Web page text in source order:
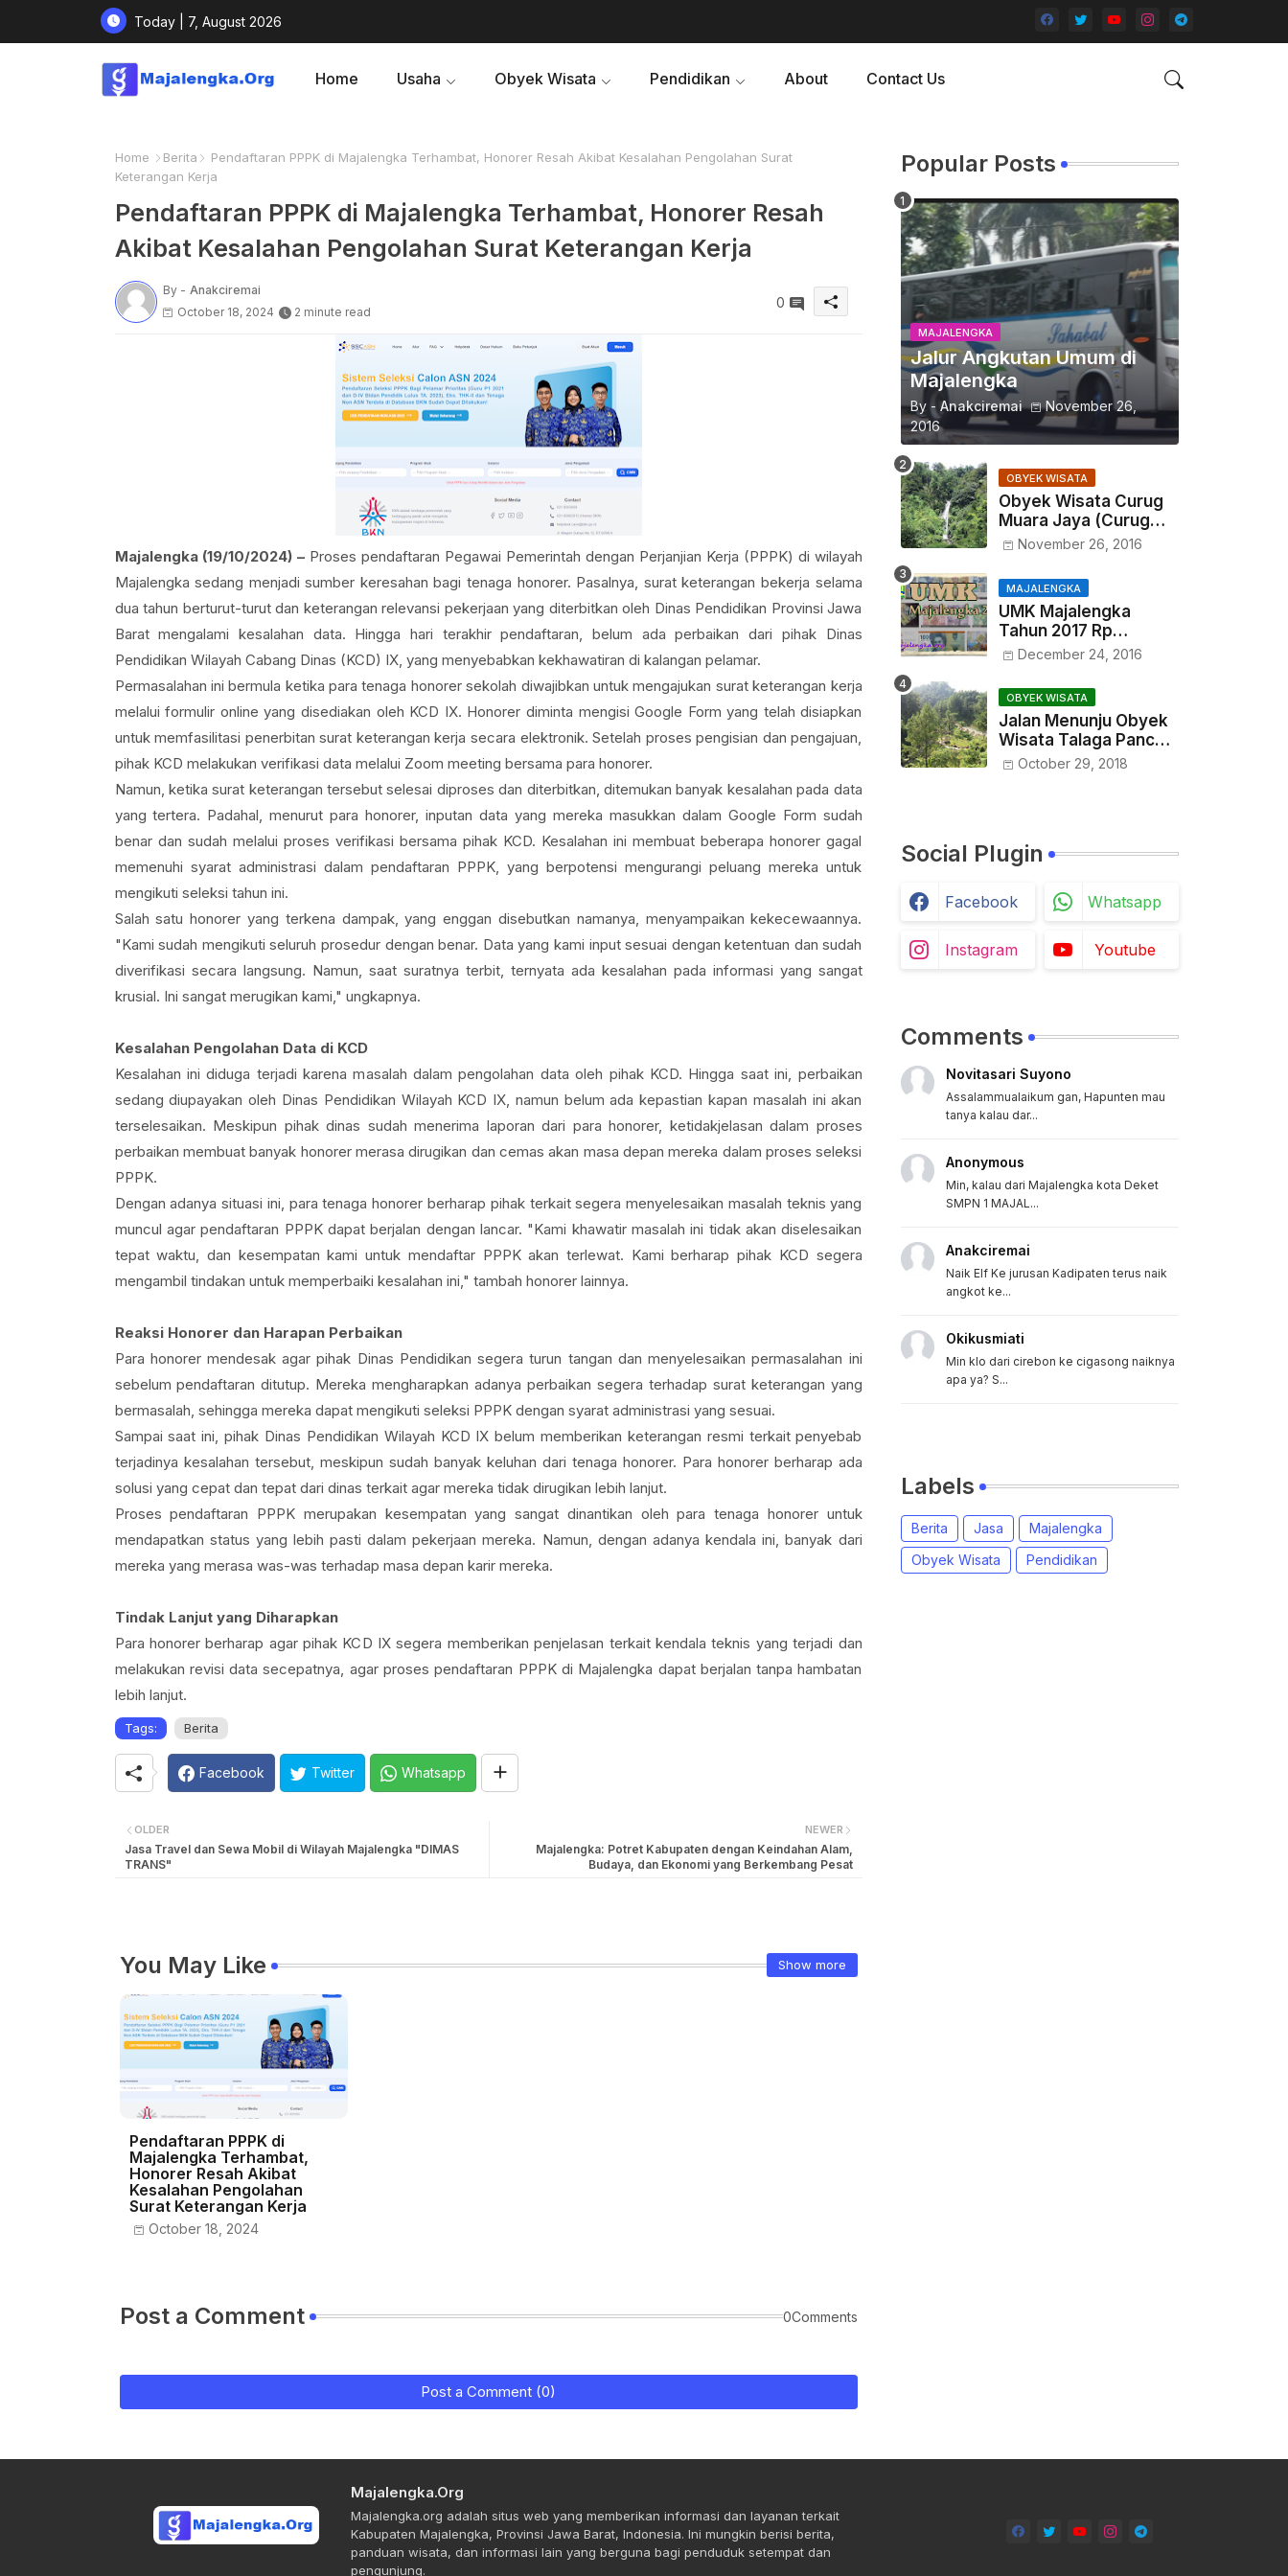
Today | 7, August 2026
Home Usaha Obyek Wisata Pendidikan About Contact Us
Home Berita
Pendaftaran PPPK di Majalengka Terhambat, Honorer Resah Akibat Kesalahan Pengolahan Surat
Keterangan Kerja
Pendaftaran PPPK di Majalengka Terhambat, Honorer Resah
Akibat Kesalahan Pengolahan Surat Keterangan Kerja
By - Anakciremai
October 18, 2024
2 minute read
0
Majalengka (19/10/2024)– Proses pendaftaran Pegawai Pemerintah dengan Perjanjian Kerja (PPPK) di wilayah
Majalengka sedang menjadi sumber keresahan bagi tenaga honorer. Pasalnya, surat keterangan bekerja selama
dua tahun berturut-turut dan keterangan relevansi pekerjaan yang diterbitkan oleh Dinas Pendidikan Provinsi Jawa
Barat mengalami kesalahan data. Hingga hari terakhir pendaftaran, belum ada perbaikan dari pihak Dinas
Pendidikan Wilayah Cabang Dinas (KCD) IX, yang menyebabkan kekhawatiran di kalangan pelamar.
Permasalahan ini bermula ketika para tenaga honorer sekolah diwajibkan untuk mengajukan surat keterangan kerja
melalui formulir online yang disediakan oleh KCD IX. Honorer diminta mengisi Google Form yang telah disiapkan
untuk memfasilitasi penerbitan surat keterangan kerja secara elektronik. Setelah proses pengisian dan pengajuan,
pihak KCD melakukan verifikasi data melalui Zoom meeting bersama para honorer.
Namun, ketika surat keterangan tersebut selesai diproses dan diterbitkan, ditemukan banyak kesalahan pada data
yang tertera. Padahal, menurut para honorer, inputan data yang mereka masukkan dalam Google Form sudah
benar dan sudah melalui proses verifikasi bersama pihak KCD. Kesalahan ini membuat beberapa honorer gagal
memenuhi syarat administrasi dalam pendaftaran PPPK, yang berpotensi mengurangi peluang mereka untuk
mengikuti seleksi tahun ini.
Salah satu honorer yang terkena dampak, yang enggan disebutkan namanya, menyampaikan kekecewaannya.
"Kami sudah mengikuti seluruh prosedur dengan benar. Data yang kami input sesuai dengan ketentuan dan sudah
diverifikasi secara langsung. Namun, saat suratnya terbit, ternyata ada kesalahan pada informasi yang sangat
krusial. Ini sangat merugikan kami," ungkapnya.
Kesalahan Pengolahan Data di KCD
Kesalahan ini diduga terjadi karena masalah dalam pengolahan data oleh pihak KCD. Hingga saat ini, perbaikan
sedang diupayakan oleh Dinas Pendidikan Wilayah KCD IX, namun belum ada kepastian kapan masalah ini akan
terselesaikan. Meskipun pihak dinas sudah menerima laporan dari para honorer, ketidakjelasan dalam proses
perbaikan membuat banyak honorer merasa dirugikan dan cemas akan masa depan mereka dalam proses seleksi
PPPK.
Dengan adanya situasi ini, para tenaga honorer berharap pihak terkait segera menyelesaikan masalah teknis yang
muncul agar pendaftaran PPPK dapat berjalan dengan lancar. "Kami khawatir masalah ini tidak akan diselesaikan
tepat waktu, dan kesempatan kami untuk mendaftar PPPK akan terlewat. Kami berharap pihak KCD segera
mengambil tindakan untuk memperbaiki kesalahan ini," tambah honorer lainnya.
Reaksi Honorer dan Harapan Perbaikan
Para honorer mendesak agar pihak Dinas Pendidikan segera turun tangan dan menyelesaikan permasalahan ini
sebelum pendaftaran ditutup. Mereka mengharapkan adanya perbaikan segera terhadap surat keterangan yang
bermasalah, sehingga mereka dapat mengikuti seleksi PPPK dengan syarat administrasi yang sesuai.
Sampai saat ini, pihak Dinas Pendidikan Wilayah KCD IX belum memberikan keterangan resmi terkait penyebab
terjadinya kesalahan tersebut, meskipun sudah banyak keluhan dari tenaga honorer. Para honorer berharap ada
solusi yang cepat dan tepat dari dinas terkait agar mereka tidak dirugikan lebih lanjut.
Proses pendaftaran PPPK merupakan kesempatan yang sangat dinantikan oleh para tenaga honorer untuk
mendapatkan status yang lebih pasti dalam pekerjaan mereka. Namun, dengan adanya kendala ini, banyak dari
mereka yang merasa was-was terhadap masa depan karir mereka.
Tindak Lanjut yang Diharapkan
Para honorer berharap agar pihak KCD IX segera memberikan penjelasan terkait kendala teknis yang terjadi dan
melakukan revisi data secepatnya, agar proses pendaftaran PPPK di Majalengka dapat berjalan tanpa hambatan
lebih lanjut.
Tags: Berita
Facebook Twitter Whatsapp
NEWER
Majalengka: Potret Kabupaten dengan Keindahan Alam,
Budaya, dan Ekonomi yang Berkembang Pesat
OLDER
Jasa Travel dan Sewa Mobil di Wilayah Majalengka "DIMAS
TRANS"
You May Like Show more
Pendaftaran PPPK di
Majalengka Terhambat,
Honorer Resah Akibat
Kesalahan Pengolahan
Surat Keterangan Kerja
October 18, 2024
Post a Comment 0Comments
Post a Comment (0)
Popular Posts
MAJALENGKA
Jalur Angkutan Umum di
Majalengka
By - Anakciremai
November 26,
2016
OBYEK WISATA
Obyek Wisata Curug
Muara Jaya (Curug
Maja)
November 26, 2016
MAJALENGKA
UMK Majalengka
Tahun 2017 Rp
1.525.632
December 24, 2016
OBYEK WISATA
Jalan Menunju Obyek
Wisata Talaga Pancar
Sindangwangi
October 29, 2018
Social Plugin
Facebook Whatsapp
Instagram Youtube
Comments
Novitasari Suyono
Assalammualaikum gan, Hapunten mau
tanya kalau dar...
Anonymous
Min, kalau dari Majalengka kota Deket
SMPN 1 MAJAL...
Anakciremai
Naik Elf Ke jurusan Kadipaten terus naik
angkot ke...
Okikusmiati
Min klo dari cirebon ke cigasong naiknya
apa ya? S...
Labels
Berita Jasa
Majalengka
Obyek Wisata
Pendidikan
Majalengka.Org
Majalengka.org adalah situs web yang memberikan informasi dan layanan terkait
Kabupaten Majalengka, Provinsi Jawa Barat, Indonesia. Ini mungkin berisi berita,
panduan wisata, dan informasi lain yang berguna bagi penduduk setempat dan
pengunjung.